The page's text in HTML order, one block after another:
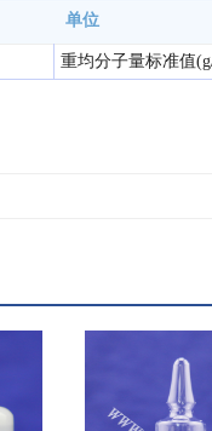
单位
重均分子量标准值